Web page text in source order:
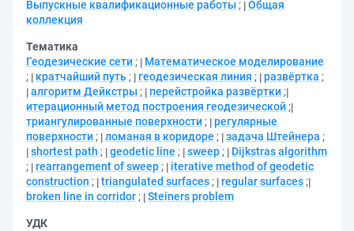
Выпускные квалификационные работы ; Общая
коллекция
Тематика
Геодезические сети ;
Математическое моделирование
;
кратчайший путь ; геодезическая линия ; развёртка ;
алгоритм Дейкстры ; перейстройка развёртки ;
итерационный метод построения геодезической ;
триангулированные поверхности ; регулярные
поверхности ; ломаная в коридоре ; задача Штейнера ;
shortest path ; geodetic line ; sweep ;
Dijkstras algorithm
; rearrangement of sweep ;
iterative method of geodetic
construction ; triangulated surfaces ; regular surfaces ;
broken line in corridor ; Steiners problem
УДК